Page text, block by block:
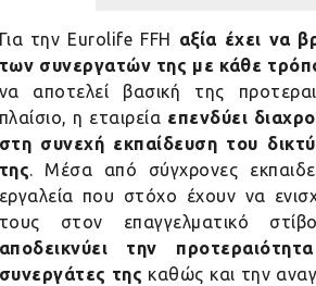
την Eurolife FFH αξία έχει να
συνεργατών της με κάθε
αποτελεί βασική της
η εταιρεία επενδύει
συνεχή εκπαίδευση του
. Μέσα από σύγχρονες
που στόχο έχουν να
στον επαγγελματικό
την
της καθώς και την